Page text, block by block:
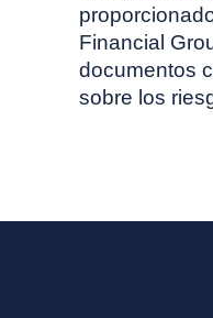
Financial
documentos
sobre los